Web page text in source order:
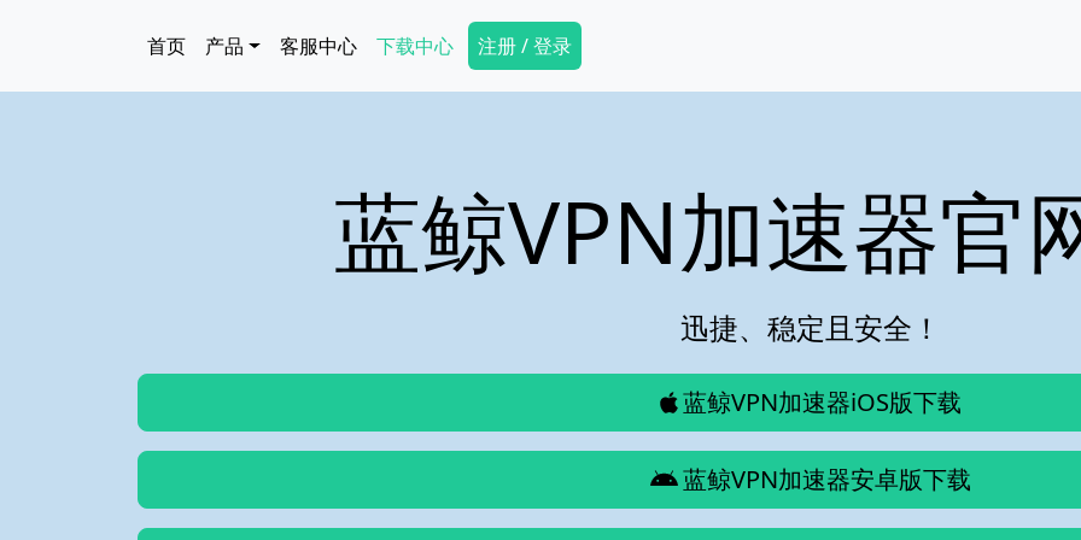
Main navigation
首页 产品 客服中心 下载中心 Secondary Menu
注册 / 登录
蓝鲸VPN加速器官
迅捷、稳定且安全！
蓝鲸VPN加速器iOS版下载
蓝鲸VPN加速器安卓版下载